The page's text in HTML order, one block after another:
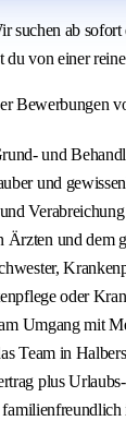
suchen ab
von einer
Bewerbungen
und
und
und dem
oder
Umgang mit
Team in
plus